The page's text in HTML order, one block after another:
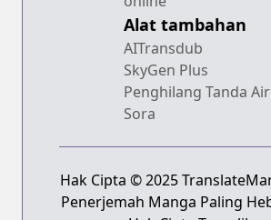
Alat tambahan
AITransdub
SkyGen Plus
Penghilang Tanda Air
Sora
Hak Cipta © 2025
Penerjemah Manga Paling